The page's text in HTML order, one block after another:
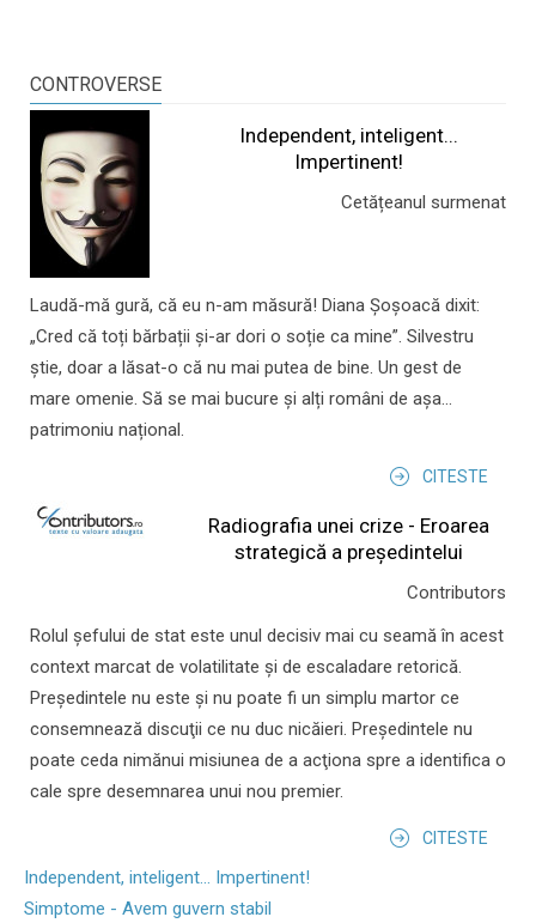
CONTROVERSE
Independent, inteligent...
Impertinent!
Cetățeanul surmenat
Laudă-mă gură, că eu n-am măsură! Diana Șoșoacă dixit:
„Cred că toți bărbații și-ar dori o soție ca mine”. Silvestru
știe, doar a lăsat-o că nu mai putea de bine. Un gest de
mare omenie. Să se mai bucure și alți români de așa...
patrimoniu național.
CITESTE
Radiografia unei crize - Eroarea
strategică a președintelui
Contributors
Rolul şefului de stat este unul decisiv mai cu seamă în acest
context marcat de volatilitate şi de escaladare retorică.
Preşedintele nu este şi nu poate fi un simplu martor ce
consemnează discuţii ce nu duc nicăieri. Preşedintele nu
poate ceda nimănui misiunea de a acţiona spre a identifica o
cale spre desemnarea unui nou premier.
CITESTE
Independent, inteligent... Impertinent!
Simptome - Avem guvern stabil